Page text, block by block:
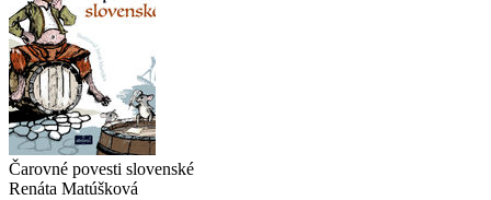
Čarovné povesti slovenské
Renáta Matúšková